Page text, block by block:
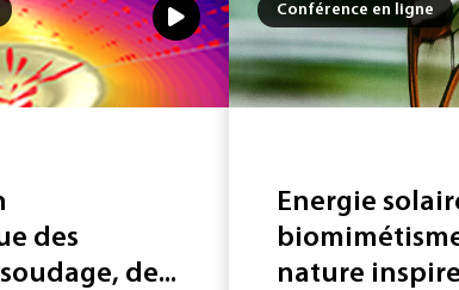
des
de...
Conférence en ligne
Energie
nature